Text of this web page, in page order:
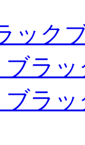
ック
ブラ
ブラ